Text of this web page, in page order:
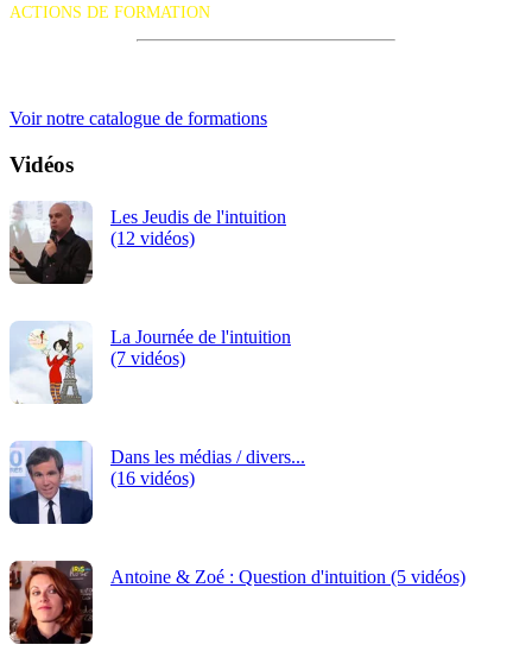
ACTIONS DE FORMATION
Voir notre catalogue de formations
Vidéos
Les Jeudis de l'intuition
(12 vidéos)
La Journée de l'intuition
(7 vidéos)
Dans les médias / divers...
(16 vidéos)
Antoine & Zoé : Question d'intuition (5 vidéos)